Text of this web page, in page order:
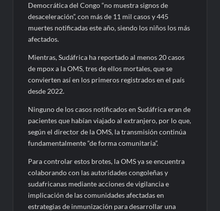
Democrática del Congo “no muestra signos de
desaceleración”, con más de 11 mil casos y 445
muertes notificadas este año, siendo los niños los más
afectados.
Mientras, Sudáfrica ha reportado al menos 20 casos
de mpox a la OMS, tres de ellos mortales, que se
convierten así en los primeros registrados en el país
desde 2022.
Ninguno de los casos notificados en Sudáfrica eran de
pacientes que habían viajado al extranjero, por lo que,
según el director de la OMS, la transmisión continúa
fundamentalmente “de forma comunitaria”.
Para controlar estos brotes, la OMS ya se encuentra
colaborando con las autoridades congoleñas y
sudafricanas mediante acciones de vigilancia e
implicación de las comunidades afectadas en
estrategias de inmunización para desarrollar una